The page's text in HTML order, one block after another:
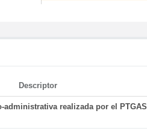
Descriptor
administrativa realizada por el PTGAS